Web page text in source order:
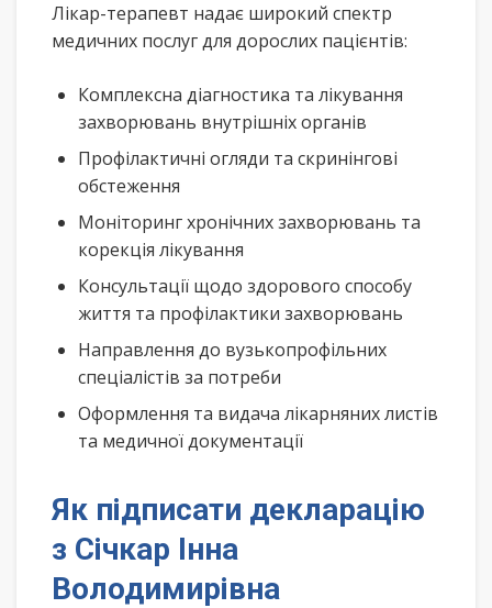
Лікар-терапевт надає широкий спектр
медичних послуг для дорослих пацієнтів:
Комплексна діагностика та лікування
захворювань внутрішніх органів
Профілактичні огляди та скринінгові
обстеження
Моніторинг хронічних захворювань та
корекція лікування
Консультації щодо здорового способу
життя та профілактики захворювань
Направлення до вузькопрофільних
спеціалістів за потреби
Оформлення та видача лікарняних листів
та медичної документації
Як підписати декларацію
з Січкар Інна
Володимирівна